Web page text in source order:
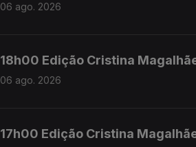
06 ago. 2026
18h00 Edição Cristina
06 ago. 2026
17h00 Edição Cristina